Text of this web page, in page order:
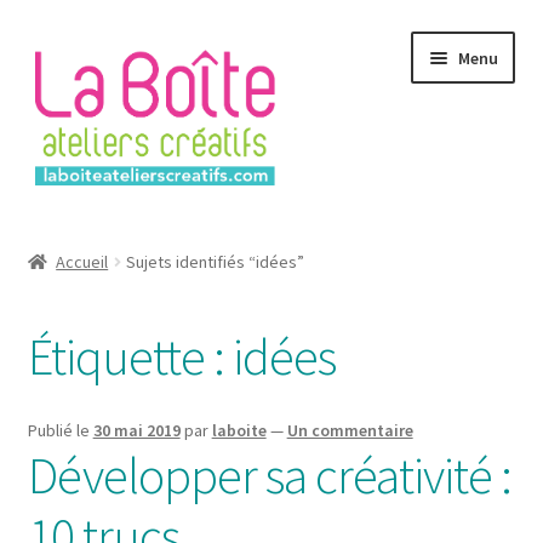
la
navigation
contenu
Menu
Login
Password Reset
Register
Accueil Sujets identifiés “idées”
Étiquette : idées
Publié le 30 mai 2019par laboite— Un commentaire
Développer sa créativité :